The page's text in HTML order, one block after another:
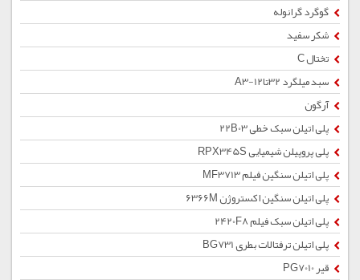
گوگرد گرانوله
شکر سفید
تختال C
سبد میلگرد 32تا12-A3
آرگون
پلی اتیلن سبک خطی 22B03
پلی پروپیلن شیمیایی RPX345S
پلی اتیلن سنگین فیلم MF3713
پلی اتیلن سنگین اکستروژن 6366M
پلی اتیلن سبک فیلم 2420F8
پلی اتیلن ترفتالات بطری BG731
قیر PG7010